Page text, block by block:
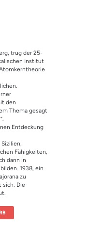
trug der 25-
Institut
den
Thema gesagt
Entdeckung
Fähigkeiten,
dann in
1938, ein
zu
sich. Die